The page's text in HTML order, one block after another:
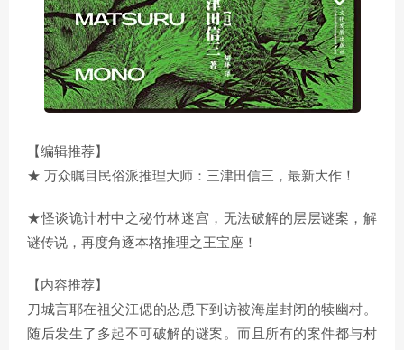
【编辑推荐】
★ 万众瞩目民俗派推理大师：三津田信三，最新大作！
★怪谈诡计村中之秘竹林迷宫，无法破解的层层谜案，解
谜传说，再度角逐本格推理之王宝座！
【内容推荐】
刀城言耶在祖父江偲的怂恿下到访被海崖封闭的犊幽村。
随后发生了多起不可破解的谜案。而且所有的案件都与村